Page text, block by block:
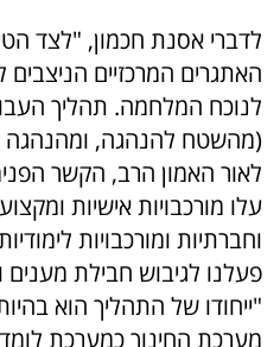
לדברי אסנת חכמון, "לצד
האתגרים המרכזיים
לנוכח המלחמה. תהליך
(מהשטח להנהגה,
לאור האמון הרב, הקשר
עלו מורכבויות אישיות
וחברתיות ומורכבויות
פעלנו לגיבוש חבילת מענים
"ייחודו של התהליך הוא
מערכת החינוך כמערכת